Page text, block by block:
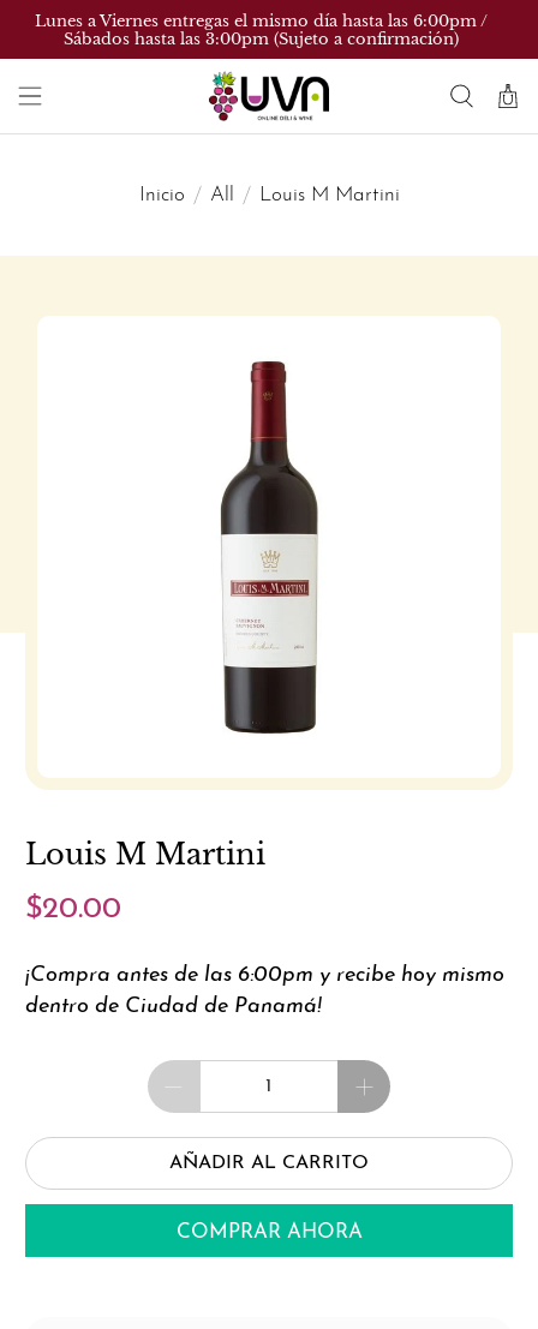
Lunes a Viernes entregas el mismo día hasta las 6:00pm /
Sábados hasta las 3:00pm (Sujeto a confirmación)
Inicio All Louis M Martini
Louis M Martini
$20.00
¡Compra antes de las 6:00pm y recibe hoy mismo
dentro de Ciudad de Panamá!
Cantidad
AÑADIR AL CARRITO
COMPRAR AHORA